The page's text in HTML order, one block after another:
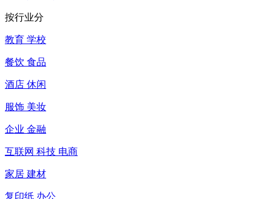
按行业分
教育 学校
餐饮 食品
酒店 休闲
服饰 美妆
企业 金融
互联网 科技 电商
家居 建材
复印纸 办公